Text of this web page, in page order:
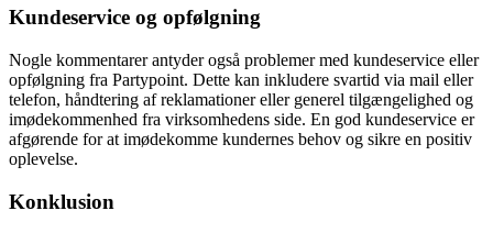
Kundeservice og opfølgning
Nogle kommentarer antyder også problemer med kundeservice eller
opfølgning fra Partypoint. Dette kan inkludere svartid via mail eller
telefon, håndtering af reklamationer eller generel tilgængelighed og
imødekommenhed fra virksomhedens side. En god kundeservice er
afgørende for at imødekomme kundernes behov og sikre en positiv
oplevelse.
Konklusion